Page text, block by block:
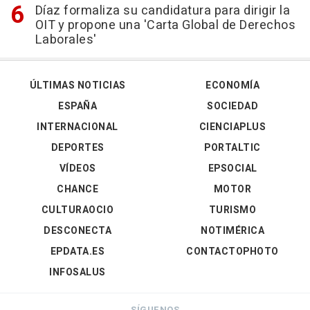
Díaz formaliza su candidatura para dirigir la
OIT y propone una 'Carta Global de Derechos
Laborales'
ÚLTIMAS NOTICIAS
ESPAÑA
INTERNACIONAL
DEPORTES
VÍDEOS
ECONOMÍA
SOCIEDAD
CIENCIAPLUS
PORTALTIC
EPSOCIAL
CHANCE
CULTURAOCIO
DESCONECTA
EPDATA.ES
INFOSALUS
MOTOR
TURISMO
NOTIMÉRICA
CONTACTOPHOTO